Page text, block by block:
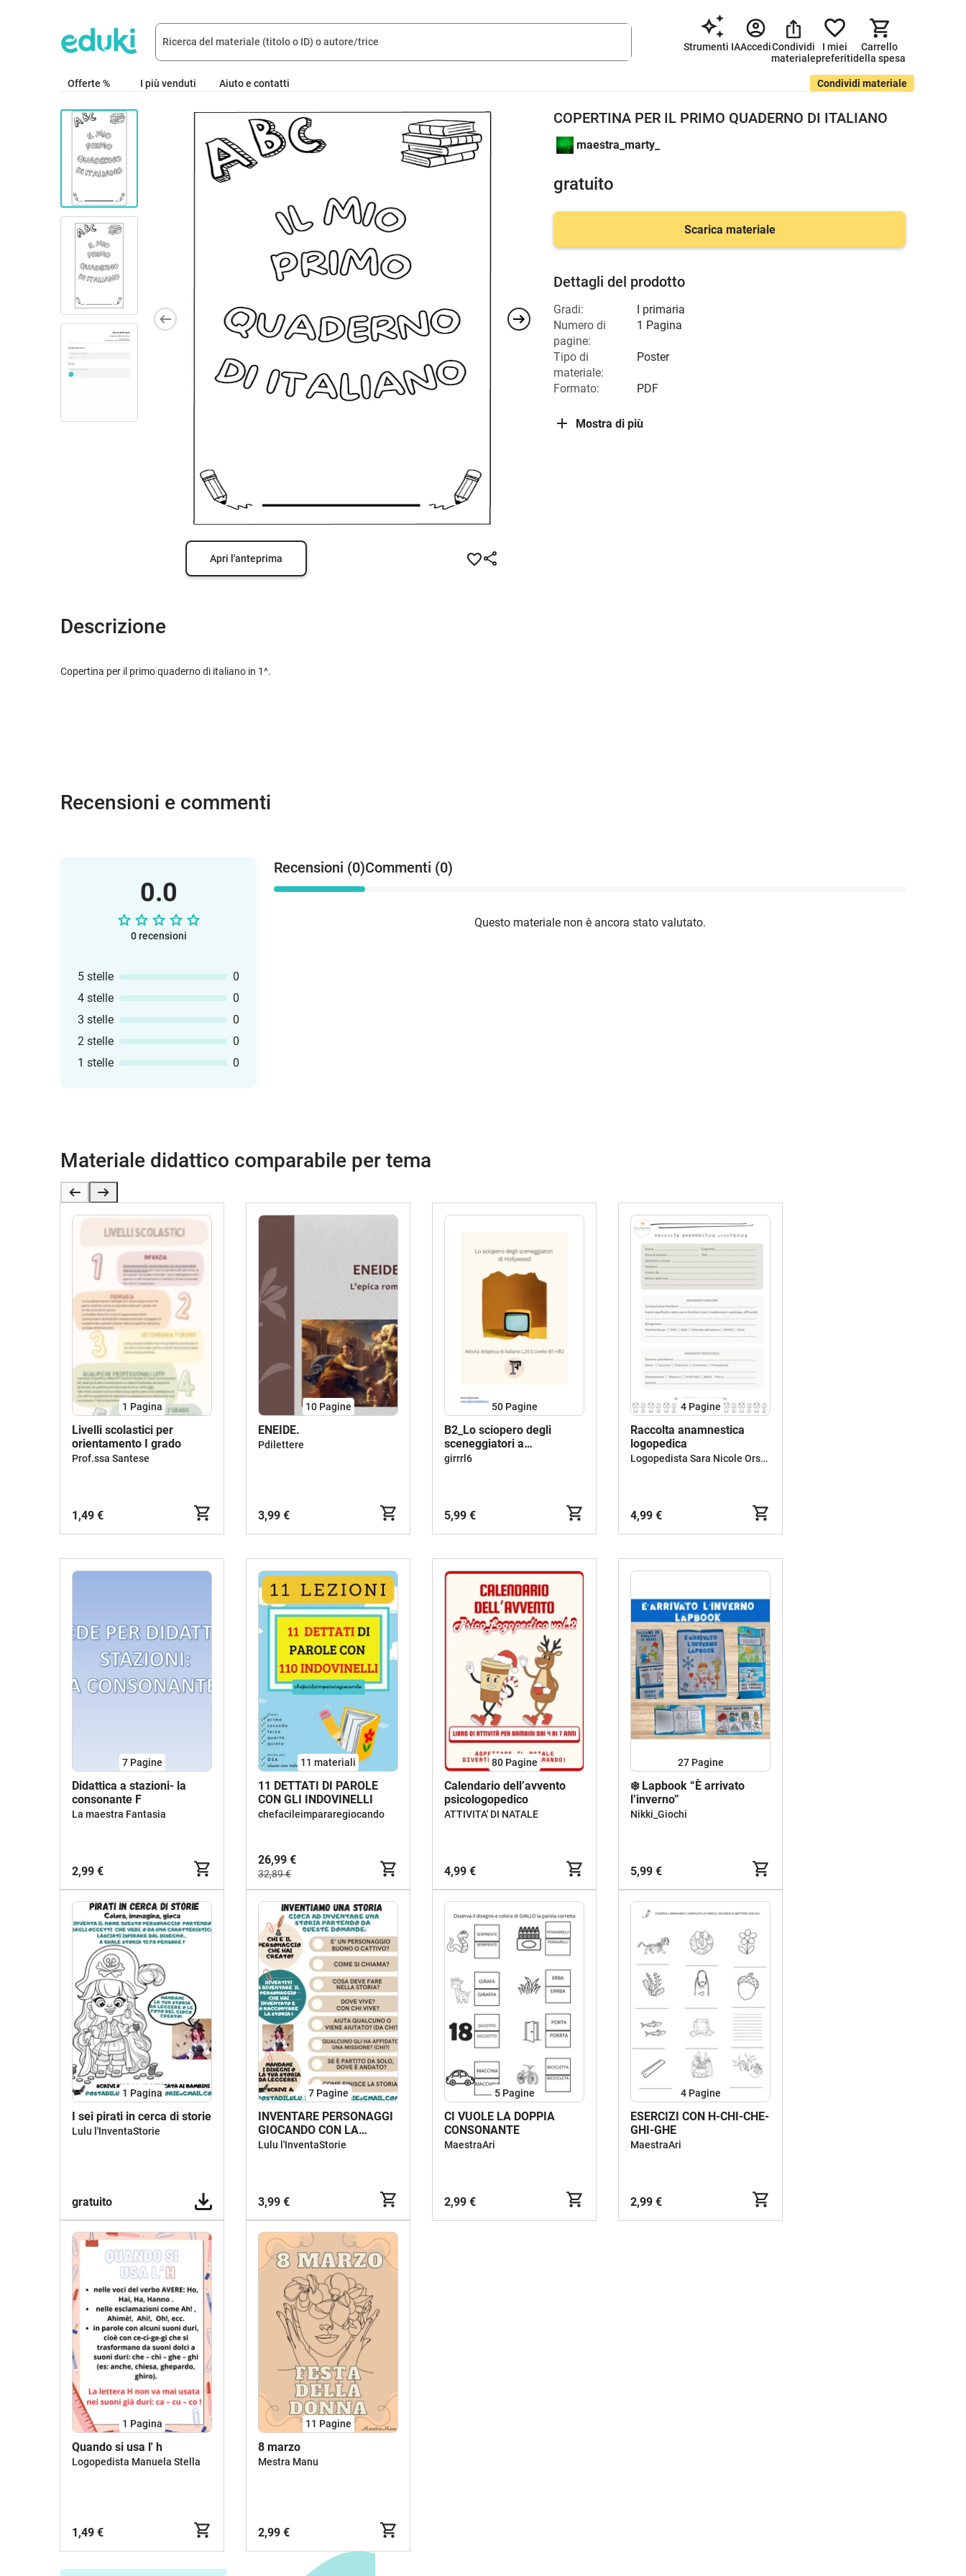
Strumenti IAAccediCondividi
materiale
I miei
preferiti
Carrello
della spesa
Offerte % I più venduti Condividi materiale
Aiuto e contatti
Apri l'anteprima
Descrizione
Copertina per il primo quaderno di italiano in 1^.
COPERTINA PER IL PRIMO QUADERNO DI ITALIANO
maestra_marty_
gratuito
Scarica materiale
Dettagli del prodotto
Gradi:
I primaria
Numero di
pagine:
1 Pagina
Tipo di
materiale:
Poster
Formato: PDF
Mostra di più
Recensioni e commenti
0.0
0 recensioni
5 stelle
0
4 stelle
0
3 stelle
0
2 stelle
0
1 stelle
0
Recensioni (0)Commenti (0)
Questo materiale non è ancora stato valutato.
Materiale didattico comparabile per tema
1 Pagina
Livelli scolastici per
orientamento I grado
Prof.ssa Santese
1,49 €
10 Pagine
ENEIDE.
Pdilettere
3,99 €
50 Pagine
B2_Lo sciopero degli
sceneggiatori a
Hollywood_Italiano L2 /LS
girrrl6
5,99 €
4 Pagine
Raccolta anamnestica
logopedica
Logopedista Sara Nicole Orsina
4,99 €
7 Pagine
Didattica a stazioni- la
consonante F
La maestra Fantasia
2,99 €
11 materiali
11 DETTATI DI PAROLE
CON GLI INDOVINELLI
chefacileimpararegiocando
26,99 €
32,89 €
80 Pagine
Calendario dell’avvento
psicologopedico
ATTIVITA' DI NATALE
4,99 €
27 Pagine
❄️ Lapbook “È arrivato
l’inverno”
Nikki_Giochi
5,99 €
1 Pagina
I sei pirati in cerca di storie
Lulu l'InventaStorie
gratuito
7 Pagine
INVENTARE PERSONAGGI
GIOCANDO CON LA
SCRITTURA CREATIVA
Lulu l'InventaStorie
3,99 €
5 Pagine
CI VUOLE LA DOPPIA
CONSONANTE
MaestraAri
2,99 €
4 Pagine
ESERCIZI CON H-CHI-CHE-
GHI-GHE
MaestraAri
2,99 €
1 Pagina
Quando si usa l' h
Logopedista Manuela Stella
1,49 €
11 Pagine
8 marzo
Mestra Manu
2,99 €